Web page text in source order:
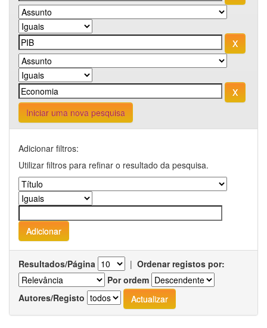
Iniciar uma nova pesquisa
Adicionar filtros:
Utilizar filtros para refinar o resultado da pesquisa.
Resultados/Página | Ordenar registos por:
Por ordem
Autores/Registo